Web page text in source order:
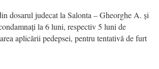
dosarul judecat la Salonta – Gheorghe A. și
la 6 luni, respectiv 5 luni de
aplicării pedepsei, pentru tentativă de furt